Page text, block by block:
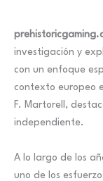
investigación y
con un enfoque
contexto europeo
F. Martorell,
independiente.
A lo largo de los
uno de los